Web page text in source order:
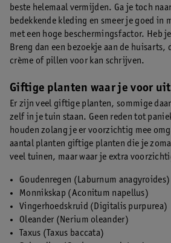
beste helemaal vermijden. Ga je toch
bedekkende kleding en smeer je goed in
met een hoge beschermingsfactor. Heb
Breng dan een bezoekje aan de huisarts,
crème of pillen voor kan schrijven.
Giftige planten waar je voor
Er zijn veel giftige planten, sommige
zelf in je tuin staan. Geen reden tot
houden zolang je er voorzichtig mee
aantal planten giftige planten die je
veel tuinen, maar waar je extra
Goudenregen (Laburnum anagyroides)
Monnikskap (Aconitum napellus)
Vingerhoedskruid (Digitalis purpurea)
Oleander (Nerium oleander)
Taxus (Taxus baccata)